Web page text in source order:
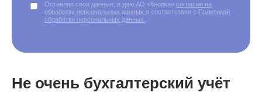
Оставляя свои данные, я даю АО «Кнопка» согласие на
обработку персональных данных в соответствии с Политикой
обработки персональных данных .
Не очень бухгалтерский учёт